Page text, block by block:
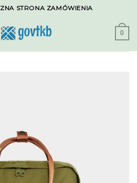
STRONA ZAMÓWIENIA
0